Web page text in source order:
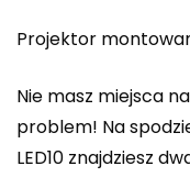
Projektor
Nie masz miejsca
problem! Na
LED10 znajdziesz